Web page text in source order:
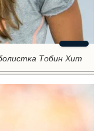
Тобин Хит